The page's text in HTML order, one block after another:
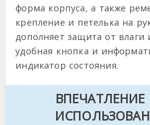
форма корпуса, а также
крепление и петелька на
дополняет защита от влаги
удобная кнопка и
индикатор состояния.
ВПЕЧАТЛЕНИЕ